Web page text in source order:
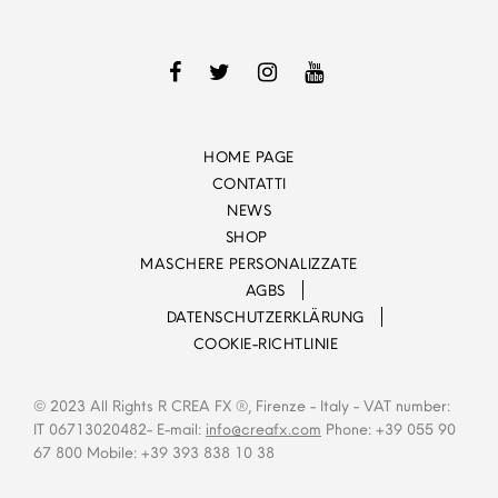
HOME PAGE
CONTATTI
NEWS
SHOP
MASCHERE PERSONALIZZATE
AGBS
DATENSCHUTZERKLÄRUNG
COOKIE-RICHTLINIE
© 2023 All Rights R CREA FX ®, Firenze - Italy - VAT number:
IT 06713020482- E-mail: info@creafx.com Phone: +39 055 90
67 800 Mobile: +39 393 838 10 38